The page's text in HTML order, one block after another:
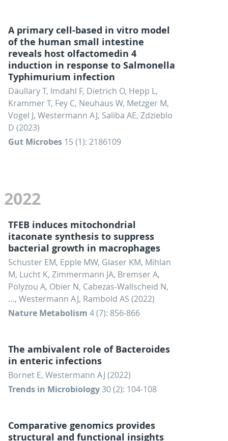
A primary cell-based in vitro model
of the human small intestine
reveals host olfactomedin 4
induction in response to Salmonella
Typhimurium infection
Däullary T, Imdahl F, Dietrich O, Hepp L,
Krammer T, Fey C, Neuhaus W, Metzger M,
Vogel J, Westermann AJ, Saliba AE, Zdzieblo
D (2023)
Gut Microbes 15 (1): 2186109
2022
TFEB induces mitochondrial
itaconate synthesis to suppress
bacterial growth in macrophages
Schuster EM, Epple MW, Glaser KM, Mihlan
M, Lucht K, Zimmermann JA, Bremser A,
Polyzou A, Obier N, Cabezas-Wallscheid N,
…, Westermann AJ, Rambold AS (2022)
Nature Metabolism 4 (7): 856-866
The ambivalent role of Bacteroides
in enteric infections
Bornet E, Westermann AJ (2022)
Trends in Microbiology30 (2): 104-108
Comparative genomics provides
structural and functional insights